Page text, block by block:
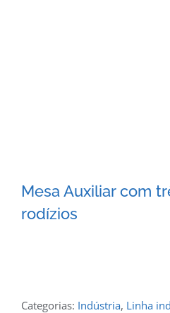
Mesa Auxiliar com
rodízios
Categorias: Indústria, Linha